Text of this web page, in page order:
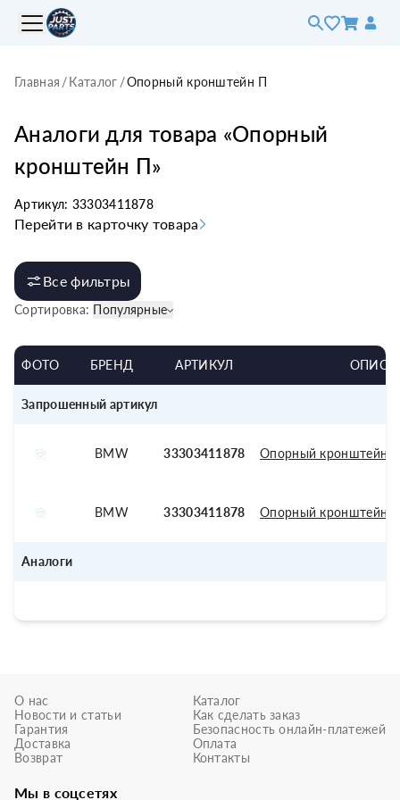
Главная /Каталог /Опорный кронштейн П
Аналоги для товара «Опорный
кронштейн П»
Артикул: 33303411878
Перейти в карточку товара
Все фильтры
Сортировка: Популярные
ФОТО БРЕНД АРТИКУЛ
Запрошенный артикул
BMW 33303411878 Опорный кронштейн П
BMW 33303411878 Опорный кронштейн П
Аналоги
О нас
Новости и статьи
Гарантия
Доставка
Возврат
Каталог
Как сделать заказ
Безопасность онлайн-платежей
Оплата
Контакты
Мы в соцсетях